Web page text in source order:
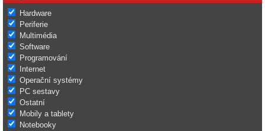
Hardware
Periferie
Multimédia
Software
Programování
Internet
Operační systémy
PC sestavy
Ostatní
Mobily a tablety
Notebooky